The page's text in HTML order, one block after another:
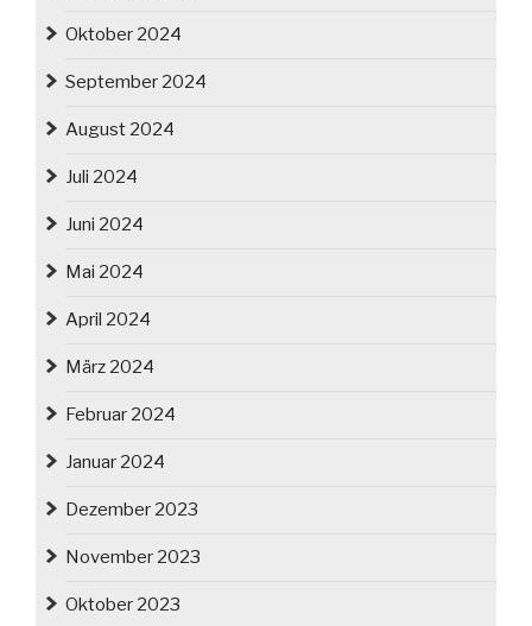
Oktober 2024
September 2024
August 2024
Juli 2024
Juni 2024
Mai 2024
April 2024
März 2024
Februar 2024
Januar 2024
Dezember 2023
November 2023
Oktober 2023